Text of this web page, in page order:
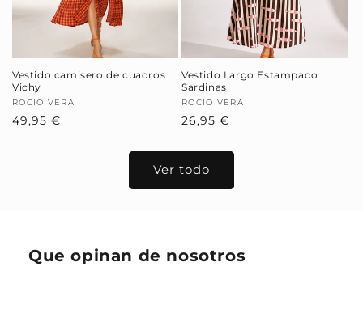
Vestido camisero de cuadros
Vichy
Proveedor:
ROCIO VERA
Precio
49,95 €
Vestido Largo Estampado
Sardinas
Proveedor:
ROCIO VERA
Precio
26,95 €
Ver todo
Que opinan de nosotros